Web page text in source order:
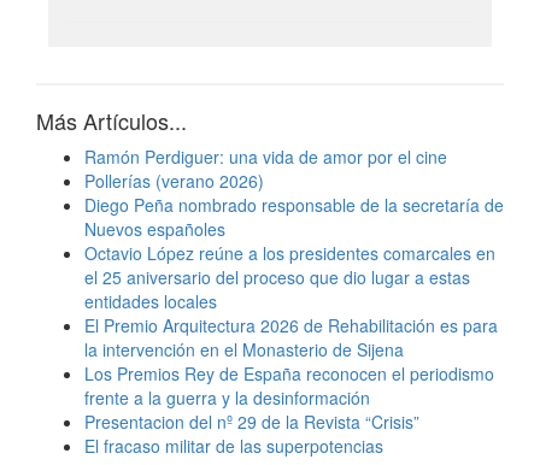
Más Artículos...
Ramón Perdiguer: una vida de amor por el cine
Pollerías (verano 2026)
Diego Peña nombrado responsable de la secretaría de
Nuevos españoles
Octavio López reúne a los presidentes comarcales en
el 25 aniversario del proceso que dio lugar a estas
entidades locales
El Premio Arquitectura 2026 de Rehabilitación es para
la intervención en el Monasterio de Sijena
Los Premios Rey de España reconocen el periodismo
frente a la guerra y la desinformación
Presentacion del nº 29 de la Revista “Crisis”
El fracaso militar de las superpotencias